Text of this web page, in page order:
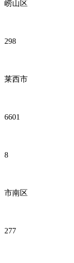
崂山区
298
莱西市
6601
8
市南区
277